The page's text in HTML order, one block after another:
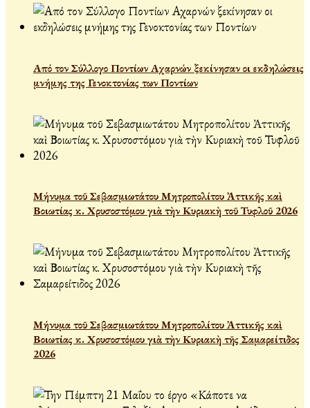
Από τον Σύλλογο Ποντίων Αχαρνών ξεκίνησαν οι εκδηλώσεις
μνήμης της Γενοκτονίας των Ποντίων
Μήνυμα τοῦ Σεβασμιωτάτου Μητροπολίτου Ἀττικῆς καὶ
Βοιωτίας κ. Χρυσοστόμου γιὰ τὴν Κυριακὴ τοῦ Τυφλοῦ 2026
Μήνυμα τοῦ Σεβασμιωτάτου Μητροπολίτου Ἀττικῆς καὶ
Βοιωτίας κ. Χρυσοστόμου γιὰ τὴν Κυριακὴ τῆς Σαμαρείτιδος
2026